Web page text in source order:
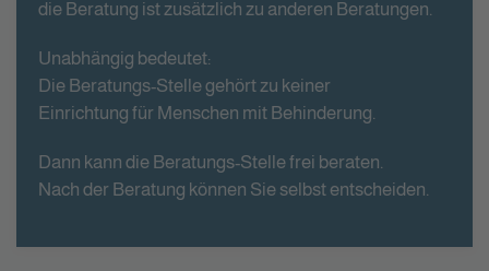
die Beratung ist zusätzlich zu anderen Beratungen.
Unabhängig bedeutet:
Die Beratungs-Stelle gehört zu keiner
Einrichtung für Menschen mit Behinderung.
Dann kann die Beratungs-Stelle frei beraten.
Nach der Beratung können Sie selbst entscheiden.